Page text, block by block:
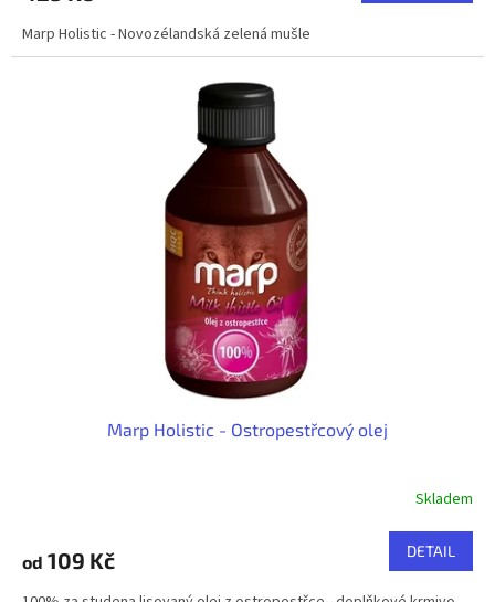
Marp Holistic - Novozélandská zelená mušle
Marp Holistic - Ostropestřcový olej
Skladem
od 109 Kč DETAIL